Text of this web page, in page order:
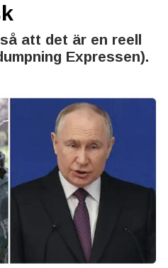
att det är en reell
Expressen).